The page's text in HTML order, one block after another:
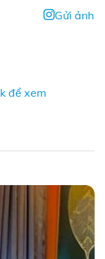
Gửi ảnh
để xem